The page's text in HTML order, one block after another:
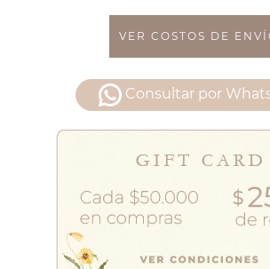
VER COSTOS DE
Consultar por